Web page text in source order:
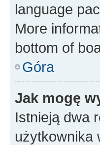
language
More
bottom of
Góra
Jak mogę
Istnieją dwa
użytkownika